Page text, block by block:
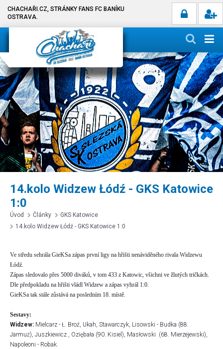
CHACHAŘI.CZ, STRÁNKY FANS FC BANÍKU
OSTRAVA.
14.kolo Widzew Łódź - GKS Katowice
1:0
Úvod Články
GKS Katowice
14.kolo Widzew Łódź - GKS Katowice 1:0
Ve středu sehrála GieKSa zápas první ligy na hřišti nenáviděného rivala Widzewu
Łódź.
Zápas sledovalo přes 5000 diváků, v tom 433 z Katowic, všichni ve žlutých tričkách.
Dle předpokladu na hřišti vládl Widzew a zápas vyhrál 1:0.
GieKSa tak stále zůstává na posledním 18. místě.
Sestavy:
Widzew: Mielcarz - Ł. Broź, Ukah, Stawarczyk, Lisowski - Budka (88.
Jarmuż), Juszkiewicz , Oziębała (90. Kisiel), Masłowski (68. Mierzejewski),
Napoleoni - Robak.